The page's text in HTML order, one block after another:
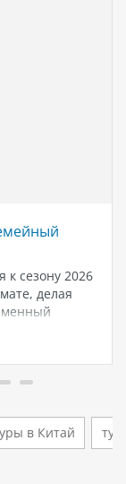
к сезону 2026
делая
отдыха у
для тех,
в Китай